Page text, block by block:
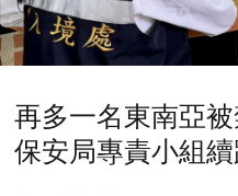
再多一名東南亞
保安局專責小組